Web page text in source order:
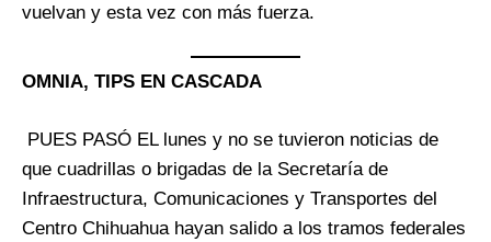
vuelvan y esta vez con más fuerza.
OMNIA, TIPS EN CASCADA
PUES PASÓ EL lunes y no se tuvieron noticias de
que cuadrillas o brigadas de la Secretaría de
Infraestructura, Comunicaciones y Transportes del
Centro Chihuahua hayan salido a los tramos federales